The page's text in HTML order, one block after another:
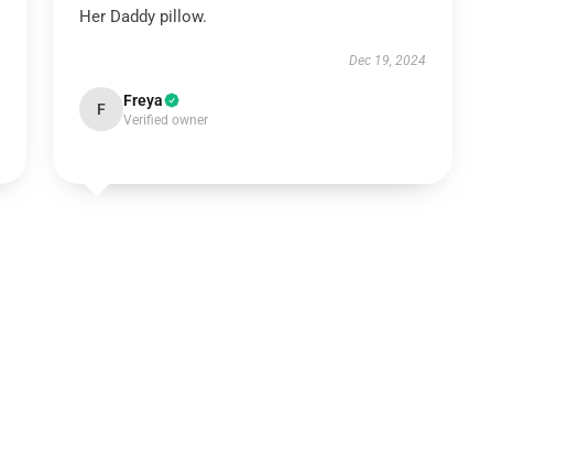
Her Daddy pillow.
Dec 19, 2024
F Freya
Verified owner